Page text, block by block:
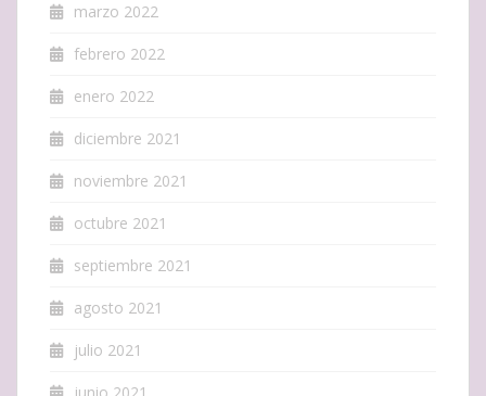
marzo 2022
febrero 2022
enero 2022
diciembre 2021
noviembre 2021
octubre 2021
septiembre 2021
agosto 2021
julio 2021